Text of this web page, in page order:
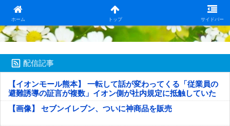
ホーム トップ サイドバー
日本第一！ニュース録
配信記事
【イオンモール熊本】 一転して話が変わってくる「従業員の
避難誘導の証言が複数」イオン側が社内規定に抵触していた
疑い
【画像】 セブンイレブン、ついに神商品を販売